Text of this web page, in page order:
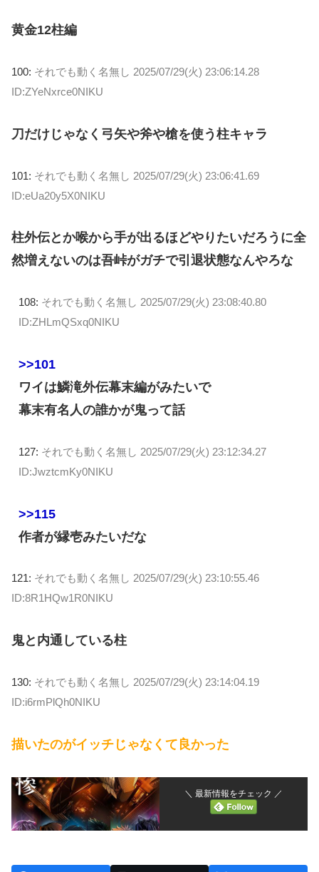
黄金12柱編
100: それでも動く名無し 2025/07/29(火) 23:06:14.28
ID:ZYeNxrce0NIKU
刀だけじゃなく弓矢や斧や槍を使う柱キャラ
101: それでも動く名無し 2025/07/29(火) 23:06:41.69
ID:eUa20y5X0NIKU
柱外伝とか喉から手が出るほどやりたいだろうに全
然増えないのは吾峠がガチで引退状態なんやろな
108: それでも動く名無し 2025/07/29(火) 23:08:40.80
ID:ZHLmQSxq0NIKU
>>101
ワイは鱗滝外伝幕末編がみたいで
幕末有名人の誰かが鬼って話
127: それでも動く名無し 2025/07/29(火) 23:12:34.27
ID:JwztcmKy0NIKU
>>115
作者が縁壱みたいだな
121: それでも動く名無し 2025/07/29(火) 23:10:55.46
ID:8R1HQw1R0NIKU
鬼と内通している柱
130: それでも動く名無し 2025/07/29(火) 23:14:04.19
ID:i6rmPlQh0NIKU
描いたのがイッチじゃなくて良かった
＼ 最新情報をチェック ／